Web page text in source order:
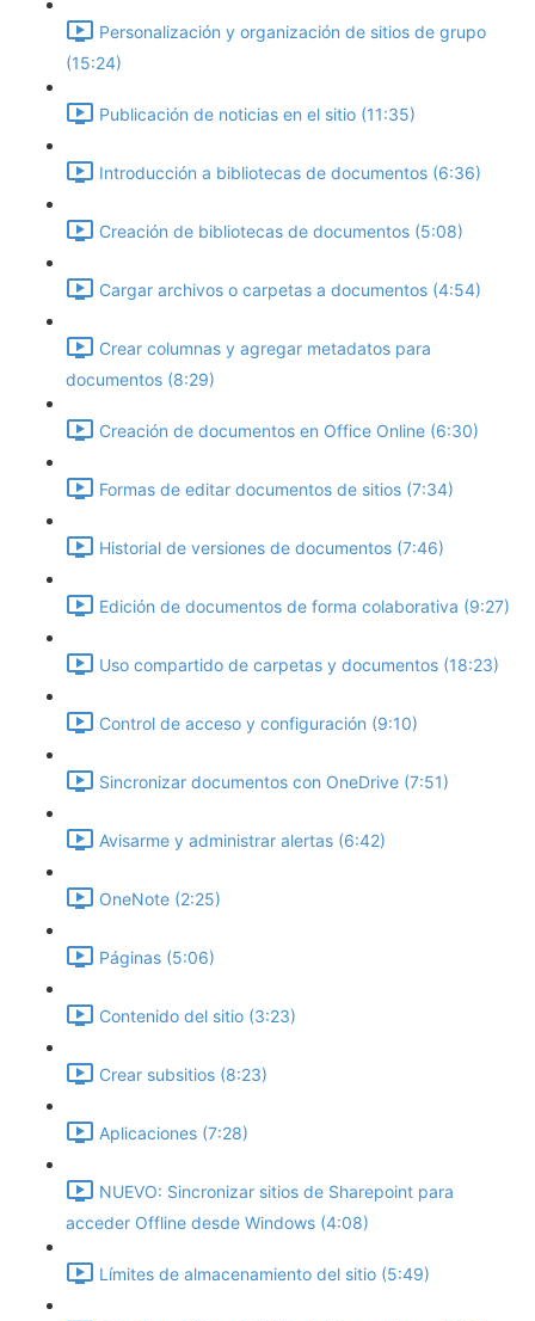
Personalización y organización de sitios de grupo
(15:24)
Publicación de noticias en el sitio (11:35)
Introducción a bibliotecas de documentos (6:36)
Creación de bibliotecas de documentos (5:08)
Cargar archivos o carpetas a documentos (4:54)
Crear columnas y agregar metadatos para
documentos (8:29)
Creación de documentos en Office Online (6:30)
Formas de editar documentos de sitios (7:34)
Historial de versiones de documentos (7:46)
Edición de documentos de forma colaborativa (9:27)
Uso compartido de carpetas y documentos (18:23)
Control de acceso y configuración (9:10)
Sincronizar documentos con OneDrive (7:51)
Avisarme y administrar alertas (6:42)
OneNote (2:25)
Páginas (5:06)
Contenido del sitio (3:23)
Crear subsitios (8:23)
Aplicaciones (7:28)
NUEVO: Sincronizar sitios de Sharepoint para
acceder Offline desde Windows (4:08)
Límites de almacenamiento del sitio (5:49)